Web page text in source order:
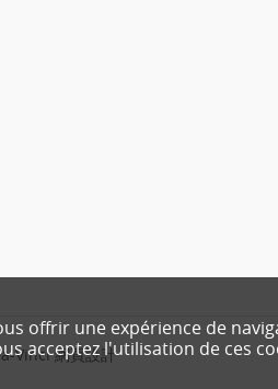
offrir une expérience de
acceptez l'utilisation de ces
Vinci網頁設計